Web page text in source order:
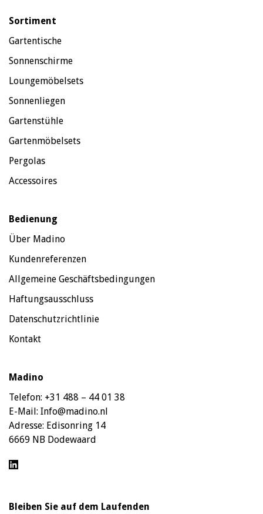
Sortiment
Gartentische
Sonnenschirme
Loungemöbelsets
Sonnenliegen
Gartenstühle
Gartenmöbelsets
Pergolas
Accessoires
Bedienung
Über Madino
Kundenreferenzen
Allgemeine Geschäftsbedingungen
Haftungsausschluss
Datenschutzrichtlinie
Kontakt
Madino
Telefon: +31 488 – 44 01 38
E-Mail: Info@madino.nl
Adresse: Edisonring 14
6669 NB Dodewaard
Bleiben Sie auf dem Laufenden